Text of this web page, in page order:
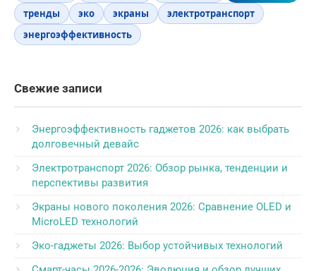
тренды
эко экраны
электротранспорт
энергоэффективность
Свежие записи
Энергоэффективность гаджетов 2026: как выбрать
долговечный девайс
Электротранспорт 2026: Обзор рынка, тенденции и
перспективы развития
Экраны нового поколения 2026: Сравнение OLED и
MicroLED технологий
Эко-гаджеты 2026: Выбор устойчивых технологий